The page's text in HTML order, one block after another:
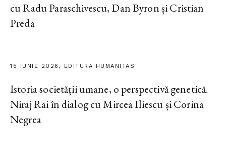
cu Radu Paraschivescu, Dan Byron și Cristian
Preda
15 IUNIE 2026, EDITURA HUMANITAS
Istoria societății umane, o perspectivă genetică.
Niraj Rai în dialog cu Mircea Iliescu și Corina
Negrea